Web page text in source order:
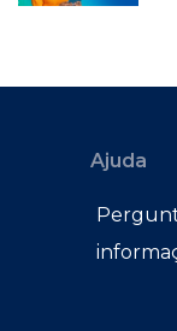
Ajuda